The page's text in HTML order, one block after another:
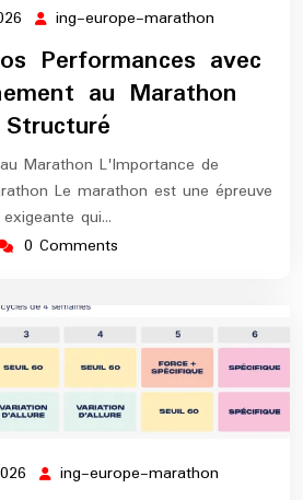
14
mars
2026
ing-europe-marathon
marathon
Performances avec
au Marathon
Structuré
Marathon L'Importance de
Le marathon est une épreuve
exigeante qui…
0 Comments
22 ing-europe-marathon